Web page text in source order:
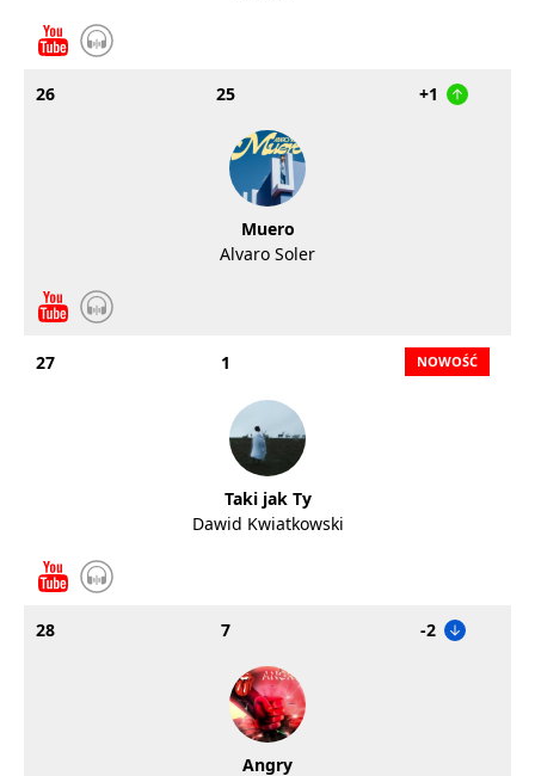
26 25 +1
Muero
Alvaro Soler
27 1
Taki jak Ty
Dawid Kwiatkowski
28 7 -2
Angry